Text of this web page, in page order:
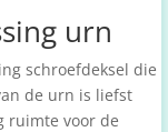
urn
schroefdeksel die
de urn is liefst
ruimte voor de